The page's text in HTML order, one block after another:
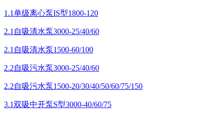
1.1单级离心泵IS型1800-120
2.1自吸清水泵3000-25/40/60
2.1自吸清水泵1500-60/100
2.2自吸污水泵3000-25/40/60
2.2自吸污水泵1500-20/30/40/50/60/75/150
3.1双吸中开泵S型3000-40/60/75